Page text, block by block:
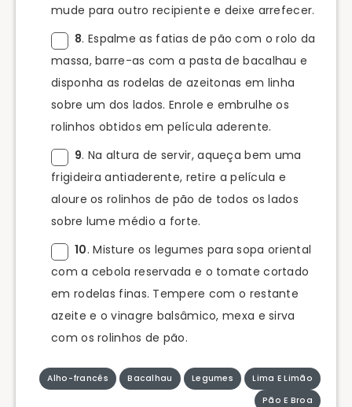
mude para outro recipiente e deixe arrefecer.
8. Espalme as fatias de pão com o rolo da
massa, barre-as com a pasta de bacalhau e
disponha as rodelas de azeitonas em linha
sobre um dos lados. Enrole e embrulhe os
rolinhos obtidos em película aderente.
9. Na altura de servir, aqueça bem uma
frigideira antiaderente, retire a película e
aloure os rolinhos de pão de todos os lados
sobre lume médio a forte.
10. Misture os legumes para sopa oriental
com a cebola reservada e o tomate cortado
em rodelas finas. Tempere com o restante
azeite e o vinagre balsâmico, mexa e sirva
com os rolinhos de pão.
Alho-francês Bacalhau Legumes
Lima E Limão
Pão E Broa